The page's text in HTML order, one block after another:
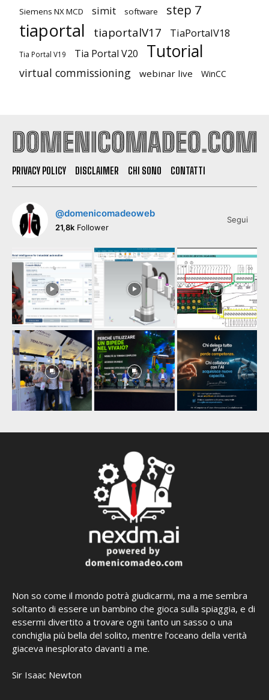
Siemens NX MCD simit software step 7
tiaportal tiaportalV17 TiaPortalV18
Tia Portal V19 Tia Portal V20 Tutorial
virtual commissioning webinar live WinCC
PRIVACY POLICY DISCLAIMER CHI SONO CONTATTI
@domenicomadeoweb
21,8k Follower
Segui
Non so come il mondo potrà giudicarmi, ma a me sembra
soltanto di essere un bambino che gioca sulla spiaggia, e di
essermi divertito a trovare ogni tanto un sasso o una
conchiglia più bella del solito, mentre l’oceano della verità
giaceva inesplorato davanti a me.
Sir Isaac Newton